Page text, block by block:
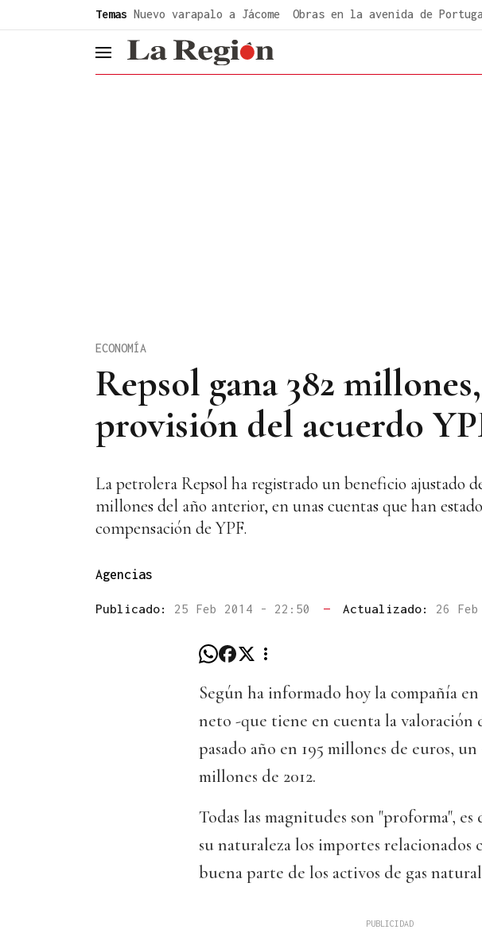
Temas Nuevo varapalo a Jácome Obras en la avenida de
header.menu.open
Repsol gana 382
provisión del acuerdo
ECONOMÍA
La petrolera Repsol ha registrado un beneficio ajustado
millones del año anterior, en unas cuentas que han
compensación de YPF.
Agencias
Publicado: 25 Feb 2014 - 22:50 — Actualizado: 26
Según ha informado hoy la compañía
neto -que tiene en cuenta la valoración
pasado año en 195 millones de euros, un
millones de 2012.
Todas las magnitudes son "proforma",
su naturaleza los importes relacionados
buena parte de los activos de gas